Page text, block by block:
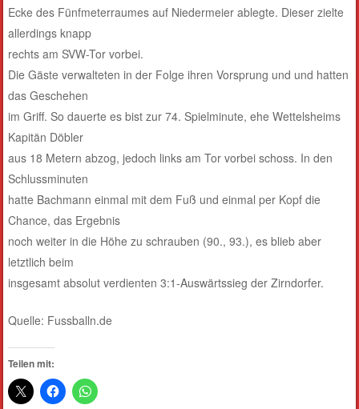
Ecke des Fünfmeterraumes auf Niedermeier ablegte. Dieser zielte
allerdings knapp
rechts am SVW-Tor vorbei.
Die Gäste verwalteten in der Folge ihren Vorsprung und und hatten
das Geschehen
im Griff. So dauerte es bist zur 74. Spielminute, ehe Wettelsheims
Kapitän Döbler
aus 18 Metern abzog, jedoch links am Tor vorbei schoss. In den
Schlussminuten
hatte Bachmann einmal mit dem Fuß und einmal per Kopf die
Chance, das Ergebnis
noch weiter in die Höhe zu schrauben (90., 93.), es blieb aber
letztlich beim
insgesamt absolut verdienten 3:1-Auswärtssieg der Zirndorfer.
Quelle: Fussballn.de
Teilen mit: